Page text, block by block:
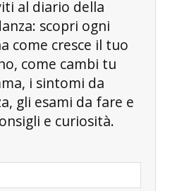
al diario della
scopri ogni
come cresce il tuo
come cambi tu
i sintomi da
gli esami da fare e
e curiosità.